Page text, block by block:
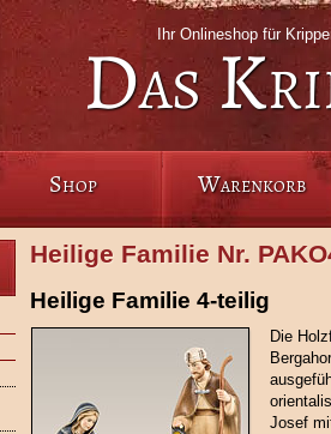
Ihr Onlineshop für
Das
Shop Warenkorb
Heilige Familie Nr.
Heilige Familie 4-teilig
Die
Josef